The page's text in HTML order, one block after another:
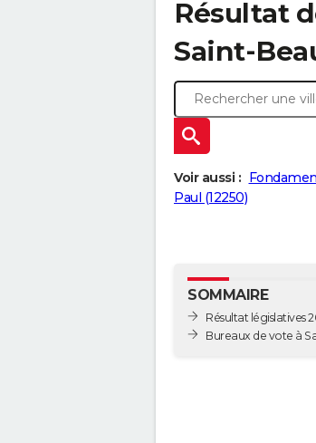
Résultat
Saint-
Voir aussi :
Paul (12250)
SOMMAIRE
Résultat législatives